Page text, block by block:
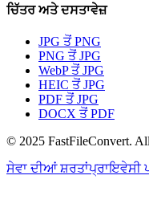
ਚਿੱਤਰ ਅਤੇ ਦਸਤਾਵੇਜ਼
JPG ਤੋਂ PNG
PNG ਤੋਂ JPG
WebP ਤੋਂ JPG
HEIC ਤੋਂ JPG
PDF ਤੋਂ JPG
DOCX ਤੋਂ PDF
© 2025 FastFileConvert.
ਸੇਵਾ ਦੀਆਂ ਸ਼ਰਤਾਂਪ੍ਰਾਇਵੇਸੀ